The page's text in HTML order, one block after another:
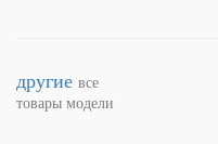
другие все
товары модели